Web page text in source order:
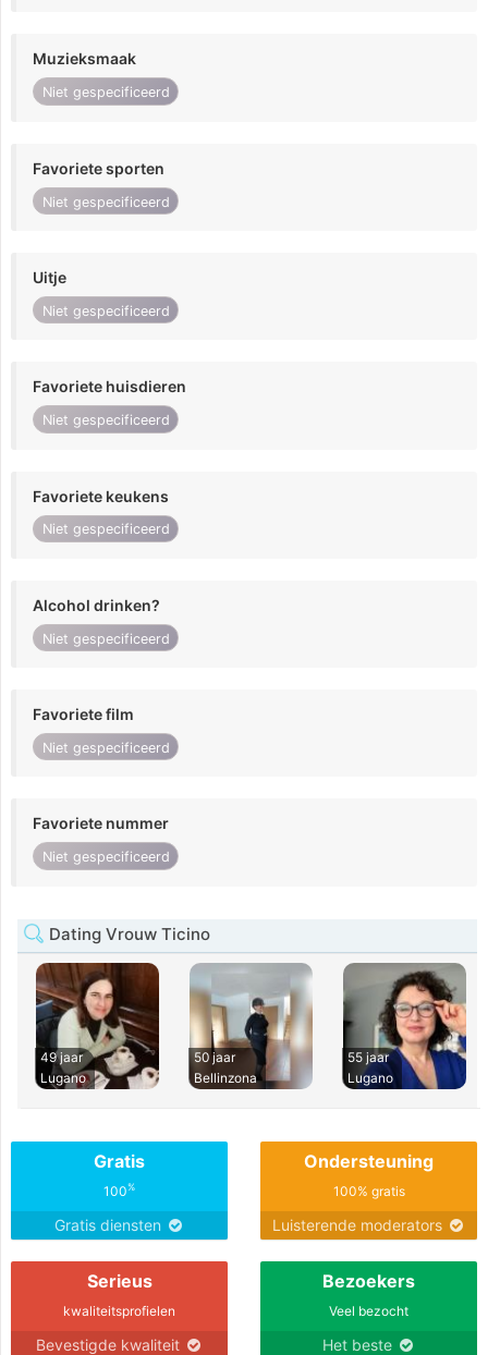
Muzieksmaak
Niet gespecificeerd
Favoriete sporten
Niet gespecificeerd
Uitje
Niet gespecificeerd
Favoriete huisdieren
Niet gespecificeerd
Favoriete keukens
Niet gespecificeerd
Alcohol drinken?
Niet gespecificeerd
Favoriete film
Niet gespecificeerd
Favoriete nummer
Niet gespecificeerd
Dating Vrouw Ticino
49 jaar
Lugano
50 jaar
Bellinzona
55 jaar
Lugano
Gratis
100%
Gratis diensten
Ondersteuning
100% gratis
Luisterende moderators
Serieus
kwaliteitsprofielen
Bevestigde kwaliteit
Bezoekers
Veel bezocht
Het beste